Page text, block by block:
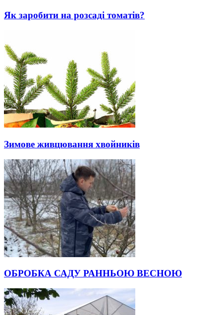
Як заробити на розсаді томатів?
Зимове живцювання хвойників
ОБРОБКА САДУ РАННЬОЮ ВЕСНОЮ